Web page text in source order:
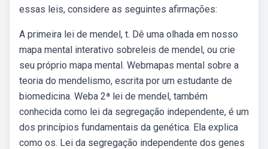
essas leis, considere as seguintes afirmações:
A primeira lei de mendel, t. Dê uma olhada em nosso
mapa mental interativo sobreleis de mendel, ou crie
seu próprio mapa mental. Webmapas mental sobre a
teoria do mendelismo, escrita por um estudante de
biomedicina. Weba 2ª lei de mendel, também
conhecida como lei da segregação independente, é um
dos princípios fundamentais da genética. Ela explica
como os. Lei da segregação independente dos genes